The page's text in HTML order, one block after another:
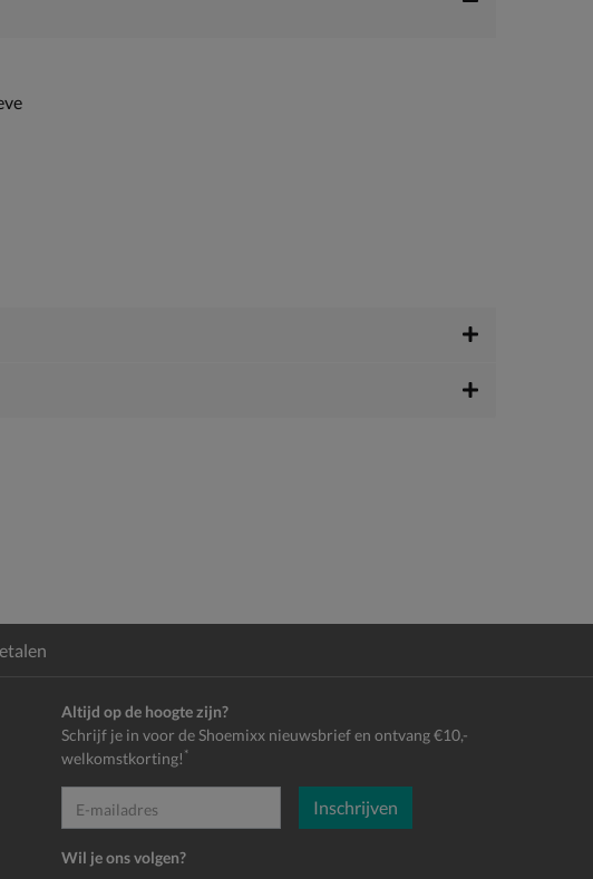
Altijd op de hoogte zijn?
Schrijf je in voor de Shoemixx nieuwsbrief en ontvang €10,-
welkomstkorting! *
E-mailadres Inschrijven
Wil je ons volgen?